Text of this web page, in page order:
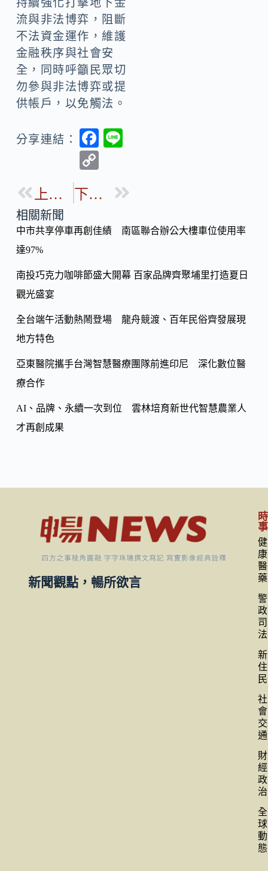
持續強化打擊地下金
流與非法博弈，阻斷
不法資金運作，維護
金融秩序與社會安
全，同時呼籲民眾切
勿參與非法博弈或提
供帳戶，以免觸法。
分享連結：
F
b
o
p
Li
k
上一篇 下一篇
相關新聞
中市共享停車再創佳績 南區聯合辦公大樓車位使用率
達97%
南投巧克力咖啡節盛大開幕 百家品牌齊聚埔里打造夏日
觀光盛宴
全台端午活動熱鬧登場 龍舟競渡、百年民俗齊發展現
地方特色
亞東醫院攜手台灣智慧醫療團隊前進印尼 深化數位醫
療合作
AI、品牌、永續一次到位 雲林培育新世代智慧農業人
才再創成果
新聞觀點，暢所欲言
時
事
健
康
醫
藥
警
政
司
法
新
住
民
社
會
交
通
財
經
政
治
全
球
動
態